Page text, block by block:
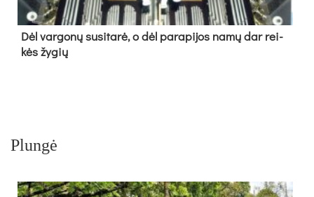
Dėl var­go­nų su­si­ta­rė, o dėl pa­ra­pi­jos na­mų dar rei­
kės žy­gių
Plungė